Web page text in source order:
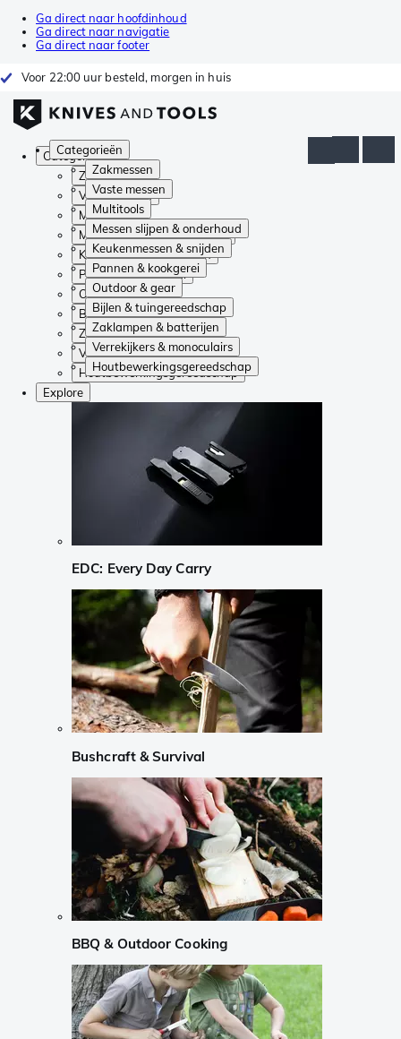
Ga direct naar hoofdinhoud
Ga direct naar navigatie
Ga direct naar footer
Voor 22:00 uur besteld, morgen in huis
Categorieën
Zakmessen
Vaste messen
Multitools
Messen slijpen & onderhoud
Keukenmessen & snijden
Pannen & kookgerei
Outdoor & gear
Bijlen & tuingereedschap
Zaklampen & batterijen
Verrekijkers & monoculairs
Houtbewerkingsgereedschap
Categorieën
Zakmessen
Vaste messen
Multitools
Messen slijpen & onderhoud
Keukenmessen & snijden
Pannen & kookgerei
Outdoor & gear
Bijlen & tuingereedschap
Zaklampen & batterijen
Verrekijkers & monoculairs
Houtbewerkingsgereedschap
Explore
EDC: Every Day Carry
Bushcraft & Survival
BBQ & Outdoor Cooking